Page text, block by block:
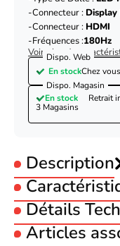
Connecteur :
Connecteur : HDMI
Fréquences :180Hz
Voir plus de
Dispo. Web
En stockChez
Dispo. Magasin
En stock
Retrait
3 Magasins
Description
Utilisation :Gamer
Taille :27 pouces
Résolution :1920x1080
Détails
Écran
Articles